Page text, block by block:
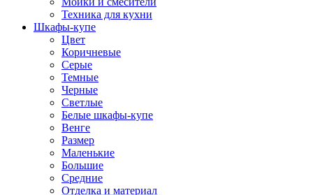
Техника для кухни
Шкафы-купе
Цвет
Коричневые
Серые
Темные
Черные
Светлые
Белые шкафы-купе
Венге
Размер
Маленькие
Большие
Средние
Отделка и материал